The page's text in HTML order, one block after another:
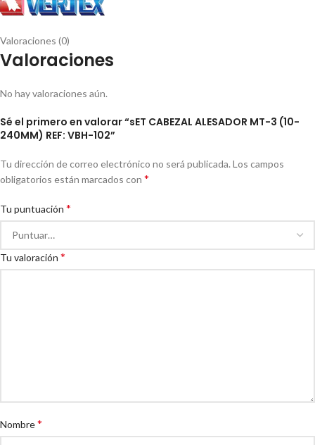
Valoraciones (0)
Valoraciones
No hay valoraciones aún.
Sé el primero en valorar “sET CABEZAL ALESADOR MT-3 (10-
240MM) REF: VBH-102”
Tu dirección de correo electrónico no será publicada. Los campos
obligatorios están marcados con *
Tu puntuación *
Tu valoración *
Nombre*